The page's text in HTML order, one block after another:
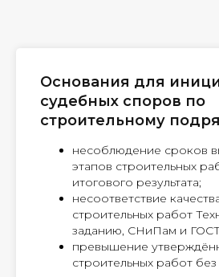
Основания для
судебных споров по
строительному
несоблюдение сроков
этапов строительных
итогового результата;
несоответствие
строительных работ
заданию, СНиПам и
превышение
строительных работ